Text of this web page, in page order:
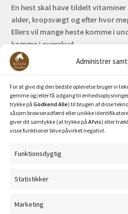
Administrer
For at give dig den bedste oplevelse bruger vi
gemme og/eller få adgang til
trykke på Godkend Alle) til brugen af disse
såsom browseradfærd eller unikke
giver dit samtykke (at trykke på Afvis) eller
visse funktioner blive påvirket negativt.
Funktionsdygtig
Statistikker
Marketing
En hest skal have tildelt
alder, kropsvægt og efter hvor
Ellers vil mange heste komme i
komme i overskud.
Bank: Nordea / Reg: 2413 Konto nr.
Privatlivspolitik